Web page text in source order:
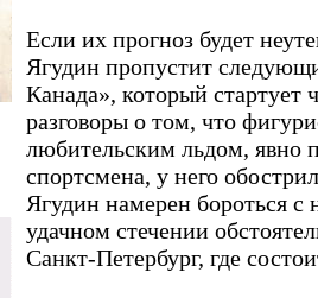
Если их прогноз будет
Ягудин пропустит
Канада», который стартует
разговоры о том, что
любительским льдом, явно
спортсмена, у него
Ягудин намерен бороться с
удачном стечении
Санкт-Петербург, где